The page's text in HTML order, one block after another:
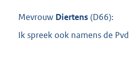
Mevrouw Diertens (D66):
Ik spreek ook namens de